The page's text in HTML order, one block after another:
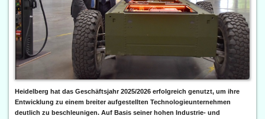
Heidelberg hat das Geschäftsjahr 2025/2026 erfolgreich genutzt, um ihre
Entwicklung zu einem breiter aufgestellten Technologieunternehmen
deutlich zu beschleunigen. Auf Basis seiner hohen Industrie- und